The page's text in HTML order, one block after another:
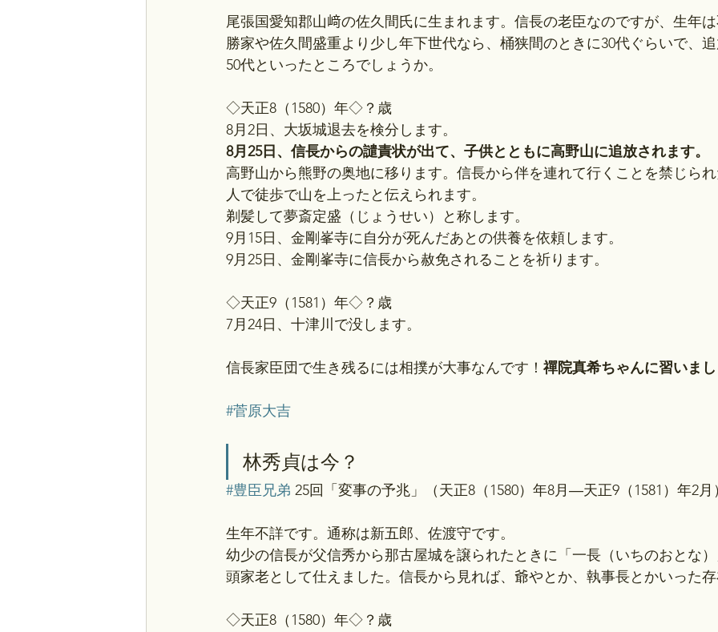
尾張国愛知郡山﨑の佐久間氏に生まれます。信長の老臣なのですが、生年
勝家や佐久間盛重より少し年下世代なら、桶狭間のときに30代ぐらいで、
50代といったところでしょうか。
◇天正8（1580）年◇？歳
8月2日、大坂城退去を検分します。
8月25日、信長からの譴責状が出て、子供とともに高野山に追放されます。
高野山から熊野の奥地に移ります。信長から伴を連れて行くことを禁じら
人で徒歩で山を上ったと伝えられます。
剃髪して夢斎定盛（じょうせい）と称します。
9月15日、金剛峯寺に自分が死んだあとの供養を依頼します。
9月25日、金剛峯寺に信長から赦免されることを祈ります。
◇天正9（1581）年◇？歳
7月24日、十津川で没します。
信長家臣団で生き残るには相撲が大事なんです！ 禪院真希ちゃんに習いまし
#菅原大吉
林秀貞は今？
#豊臣兄弟 25回「変事の予兆」（天正8（1580）年8月―天正9（1581）年2月）
生年不詳です。通称は新五郎、佐渡守です。
幼少の信長が父信秀から那古屋城を譲られたときに「一長（いちのおとな
頭家老として仕えました。信長から見れば、爺やとか、執事長とかいった存
◇天正8（1580）年◇？歳